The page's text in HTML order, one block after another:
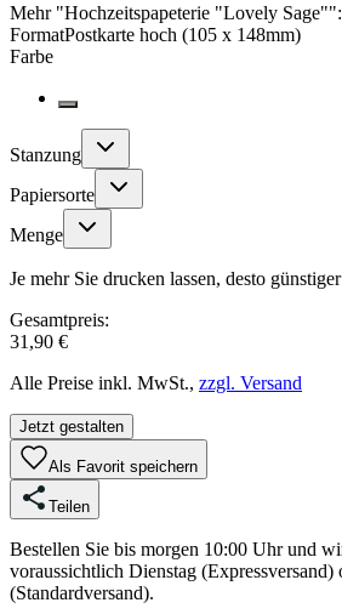
Mehr"Hochzeitspapeterie "Lovely Sage"":
FormatPostkarte hoch (105 x 148mm)
Farbe
Stanzung
Papiersorte
Menge
Je mehr Sie drucken lassen, desto
Gesamtpreis:
31,90 €
Alle Preise inkl. MwSt., zzgl. Versand
Jetzt gestalten
Als Favorit speichern
Teilen
Bestellen Sie bis morgen 10:00 Uhr und
voraussichtlich Dienstag
(Standardversand).